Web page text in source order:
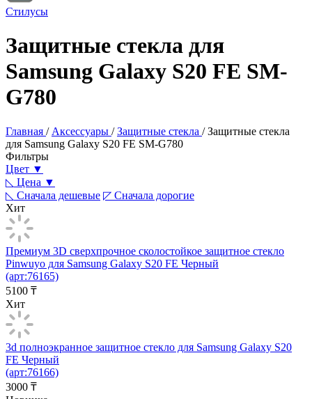
Стилусы
Защитные стекла для
Samsung Galaxy S20 FE SM-
G780
Главная / Аксессуары / Защитные стекла / Защитные стекла
для Samsung Galaxy S20 FE SM-G780
Фильтры
Цвет ▼
◺ Цена ▼
◺ Сначала дешевые ◸ Сначала дорогие
Хит
Премиум 3D сверхпрочное сколостойкое защитное стекло
Pinwuyo для Samsung Galaxy S20 FE Черный
(арт:76165)
5100 ₸
Хит
3d полноэкранное защитное стекло для Samsung Galaxy S20
FE Черный
(арт:76166)
3000 ₸